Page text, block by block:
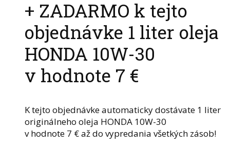
+ ZADARMO k tejto
objednávke 1 liter oleja
HONDA 10W-30
v hodnote 7 €
K tejto objednávke automaticky dostávate 1 liter
originálneho oleja HONDA 10W-30
v hodnote 7 € až do vypredania všetkých zásob!